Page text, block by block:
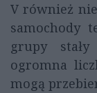
V również
samochody
grupy
ogromna
mogą